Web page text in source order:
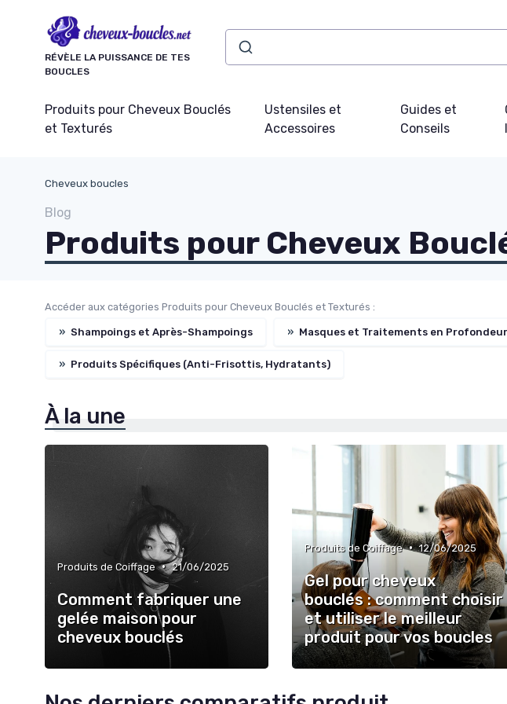
RÉVÈLE LA PUISSANCE DE TES
BOUCLES
Produits pour Cheveux Bouclés
et Texturés
Ustensiles et
Accessoires
Guides et
Conseils
Cheveux boucles
Blog
Produits pour Cheveux
Accéder aux catégories Produits pour Cheveux Bouclés et Texturés :
» Shampoings et Après-Shampoings » Masques et Traitements en Profondeur
» Produits Spécifiques (Anti-Frisottis, Hydratants)
À la une
Produits de Coiffage • 21/06/2025
Comment fabriquer une
gelée maison pour
cheveux bouclés
Produits de Coiffage • 12/06/2025
Gel pour cheveux
bouclés : comment choisir
et utiliser le meilleur
produit pour vos boucles